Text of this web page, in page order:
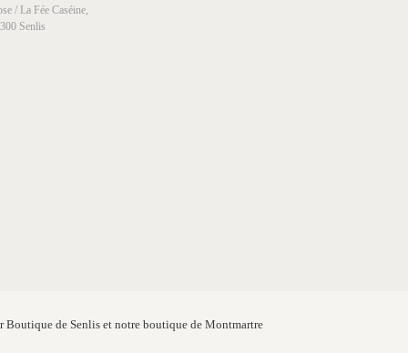
/ La Fée Caséine,
Senlis
Boutique de Senlis et notre boutique de Montmartre